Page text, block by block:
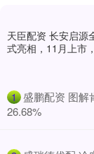
天臣配资 长安启源
式亮相，11月上市
1 盛鹏配资 图解
26.68%